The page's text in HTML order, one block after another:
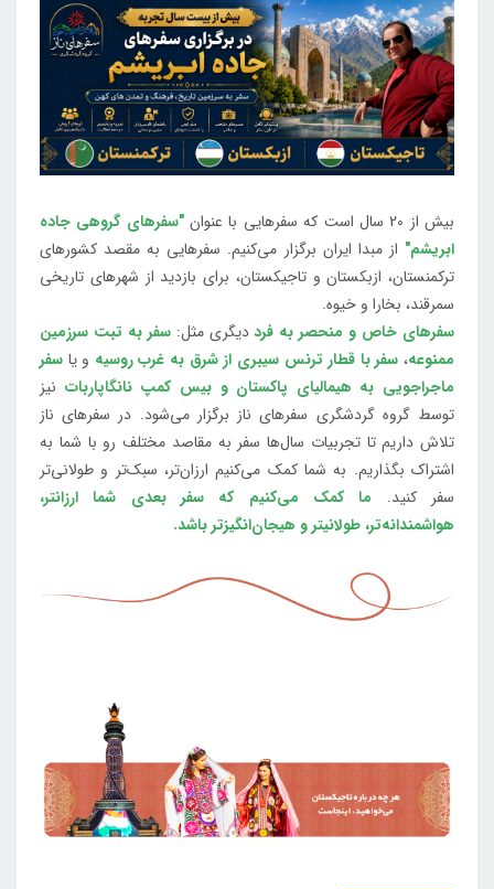
بیش از 20 سال است که سفرهایی با عنوان
"سفرهای گروهی جاده
ابریشم" از مبدا ایران برگزار می‌کنیم. سفرهایی به مقصد کشورهای
ترکمنستان، ازبکستان و تاجیکستان، برای بازدید از شهرهای تاریخی
سمرقند، بخارا و خیوه.
سفرهای خاص و منحصر به فرددیگری مثل:سفر به تبت سرزمین
ممنوعه، سفر با قطار ترنس سیبری از شرق به غرب روسیه و یا سفر
ماجراجویی به هیمالیای پاکستان و بیس کمپ نانگاپاربات نیز
توسط گروه گردشگری سفرهای ناز برگزار می‌شود. در سفرهای ناز
تلاش داریم تا تجربیات سال‌ها سفر به مقاصد مختلف رو با شما به
اشتراک بگذاریم. به شما کمک می‌کنیم ارزان‌تر، سبک‌تر و طولانی‌تر
سفر کنید. ما کمک می‌کنیم که سفر بعدی شما ارزانتر،
هواشمندانه‌تر، طولانی‎تر و هیجان‌انگیزتر باشد.